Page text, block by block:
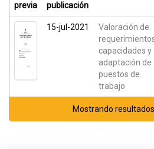
previa
publicación
15-jul-2021
Valoración de
capacidades y
adaptación de
puestos de
trabajo
Mostrando resultados